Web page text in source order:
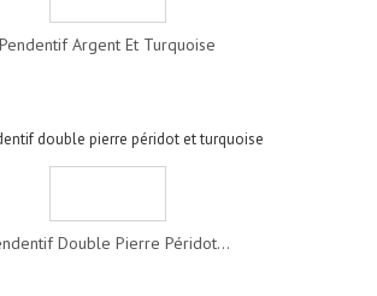
Pendentif Argent Et Turquoise
Double Pierre Péridot...